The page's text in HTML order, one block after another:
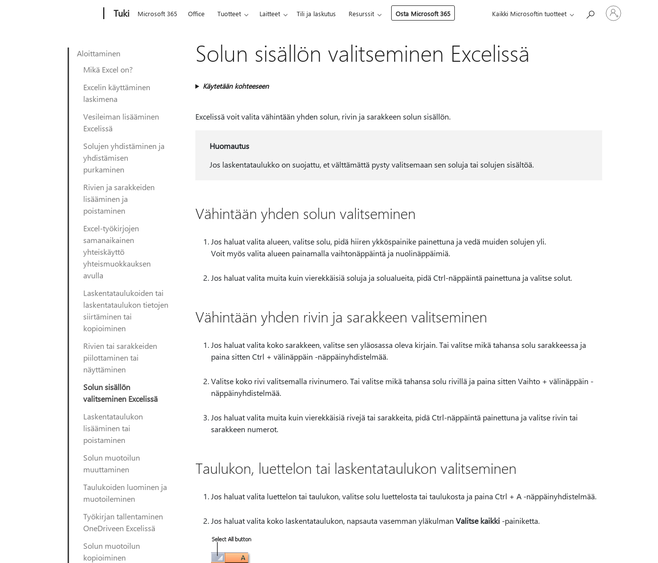
Tuki Microsoft 365 Office Tuotteet Laitteet Tili ja laskutus Resurssit Osta Microsoft 365 Kaikki Microsoftin tuotteet
Kirjaudu
sisään
tilille
Aloittaminen
Mikä Excel on?
Excelin käyttäminen
laskimena
Vesileiman lisääminen
Excelissä
Solujen yhdistäminen ja
yhdistämisen
purkaminen
Rivien ja sarakkeiden
lisääminen ja
poistaminen
Excel-työkirjojen
samanaikainen
yhteiskäyttö
yhteismuokkauksen
avulla
Laskentataulukoiden tai
laskentataulukon tietojen
siirtäminen tai
kopioiminen
Rivien tai sarakkeiden
piilottaminen tai
näyttäminen
Solun sisällön
valitseminen Excelissä
Laskentataulukon
lisääminen tai
poistaminen
Solun muotoilun
muuttaminen
Taulukoiden luominen ja
muotoileminen
Työkirjan tallentaminen
OneDriveen Excelissä
Solun muotoilun
kopioiminen
Solun sisällön valitseminen Excelissä
Käytetään kohteeseen
Excelissä voit valita vähintään yhden solun, rivin ja sarakkeen solun sisällön.
Huomautus
Jos laskentataulukko on suojattu, et välttämättä pysty valitsemaan sen soluja tai solujen sisältöä.
Vähintään yhden solun valitseminen
Jos haluat valita alueen, valitse solu, pidä hiiren ykköspainike painettuna ja vedä muiden solujen yli.
Voit myös valita alueen painamalla vaihtonäppäintä ja nuolinäppäimiä.
Jos haluat valita muita kuin vierekkäisiä soluja ja solualueita, pidä Ctrl-näppäintä painettuna ja valitse solut.
Vähintään yhden rivin ja sarakkeen valitseminen
Jos haluat valita koko sarakkeen, valitse sen yläosassa oleva kirjain. Tai valitse mikä tahansa solu sarakkeessa ja
paina sitten Ctrl + välinäppäin -näppäinyhdistelmää.
Valitse koko rivi valitsemalla rivinumero. Tai valitse mikä tahansa solu rivillä ja paina sitten Vaihto + välinäppäin -
näppäinyhdistelmää.
Jos haluat valita muita kuin vierekkäisiä rivejä tai sarakkeita, pidä Ctrl-näppäintä painettuna ja valitse rivin tai
sarakkeen numerot.
Taulukon, luettelon tai laskentataulukon valitseminen
Jos haluat valita luettelon tai taulukon, valitse solu luettelosta tai taulukosta ja paina Ctrl + A -näppäinyhdistelmää.
Jos haluat valita koko laskentataulukon, napsauta vasemman yläkulman Valitse kaikki -painiketta.